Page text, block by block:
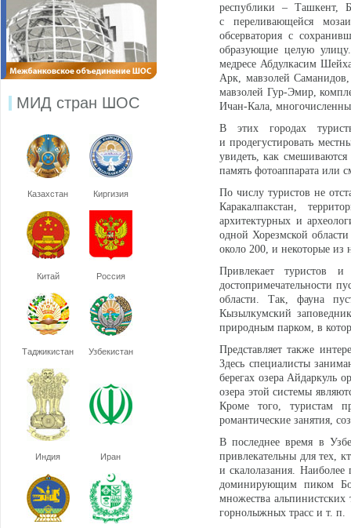
МИД стран ШОС
Казахстан Киргизия
Китай Россия
Таджикистан Узбекистан
Индия Иран
республики – Ташкент,
с переливающейся
обсерватория с
образующие целую
медресе Абдулкасим
Арк, мавзолей
мавзолей Гур-Эмир,
Ичан-Кала,
В этих городах
и продегустировать
увидеть, как
память фотоаппарата или
По числу туристов не
Каракалпакстан,
архитектурных и
одной Хорезмской
около 200, и некоторые
Привлекает туристов
достопримечательности
области. Так, фауна
Кызылкумский
природным парком, в
Представляет также
Здесь специалисты
берегах озера Айдаркуль
озера этой системы
Кроме того, туристам
романтические занятия,
В последнее время в
привлекательны для тех,
и скалолазания.
доминирующим пиком
множества
горнолыжных трасс и т. п.